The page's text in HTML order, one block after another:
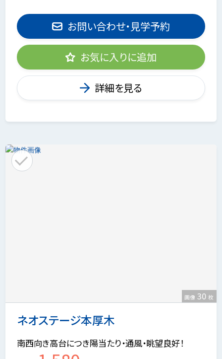
お問い合わせ・見学予約
お気に入りに追加
詳細を見る
ネオステージ本厚木
画像 30 枚
南西向き高台につき陽当たり・通風・眺望良好！